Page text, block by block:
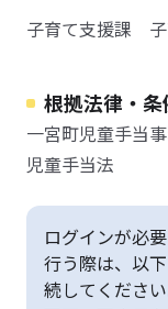
子育て支援課
根拠法律・条
一宮町児童手当
児童手当法
ログインが必
行う際は、以
続してくださ